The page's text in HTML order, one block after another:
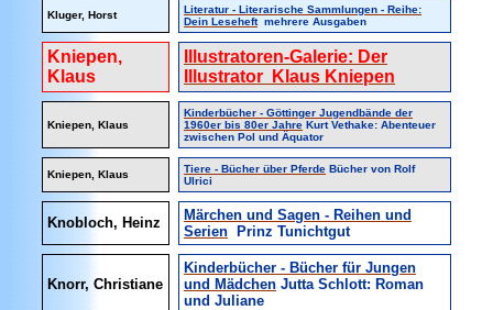
Kluger, Horst
Literatur - Literarische Sammlungen - Reihe:
Dein Leseheftmehrere Ausgaben
Kniepen,
Klaus
Illustratoren-Galerie: Der
Illustrator Klaus Kniepen
Kniepen, Klaus
Kinderbücher - Göttinger Jugendbände der
1960er bis 80er Jahre Kurt Vethake: Abenteuer
zwischen Pol und Äquator
Kniepen, Klaus Tiere - Bücher über Pferde Bücher von Rolf
Ulrici
Knobloch, Heinz
Märchen und Sagen - Reihen und
Serien Prinz Tunichtgut
Knorr, Christiane
Kinderbücher - Bücher für Jungen
und Mädchen Jutta Schlott: Roman
und Juliane